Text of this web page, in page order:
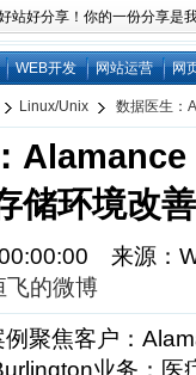
好分享！你的一份分享是
WEB开发 网站运营 网
Linux/Unix 数据医生：
储环境改
来源：
飞的微博
例聚焦客户：
业务：医